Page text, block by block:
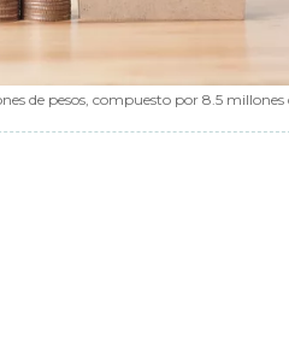
de pesos, compuesto por 8.5 millones